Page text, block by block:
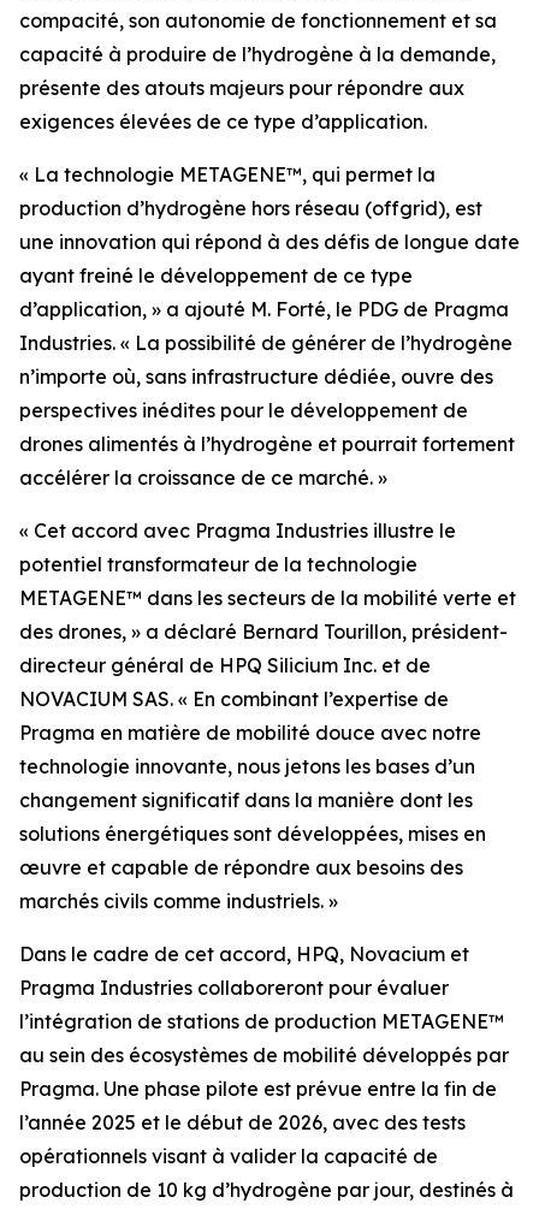
compacité, son autonomie de fonctionnement et sa
capacité à produire de l’hydrogène à la demande,
présente des atouts majeurs pour répondre aux
exigences élevées de ce type d’application.
« La technologie METAGENE™, qui permet la
production d’hydrogène hors réseau (offgrid), est
une innovation qui répond à des défis de longue date
ayant freiné le développement de ce type
d’application, » a ajouté M. Forté, le PDG de Pragma
Industries. « La possibilité de générer de l’hydrogène
n’importe où, sans infrastructure dédiée, ouvre des
perspectives inédites pour le développement de
drones alimentés à l’hydrogène et pourrait fortement
accélérer la croissance de ce marché. »
« Cet accord avec Pragma Industries illustre le
potentiel transformateur de la technologie
METAGENE™ dans les secteurs de la mobilité verte et
des drones, » a déclaré Bernard Tourillon, président-
directeur général de HPQ Silicium Inc. et de
NOVACIUM SAS. « En combinant l’expertise de
Pragma en matière de mobilité douce avec notre
technologie innovante, nous jetons les bases d’un
changement significatif dans la manière dont les
solutions énergétiques sont développées, mises en
œuvre et capable de répondre aux besoins des
marchés civils comme industriels. »
Dans le cadre de cet accord, HPQ, Novacium et
Pragma Industries collaboreront pour évaluer
l’intégration de stations de production METAGENE™
au sein des écosystèmes de mobilité développés par
Pragma. Une phase pilote est prévue entre la fin de
l’année 2025 et le début de 2026, avec des tests
opérationnels visant à valider la capacité de
production de 10 kg d’hydrogène par jour, destinés à